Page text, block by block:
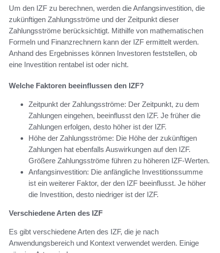
Um den IZF zu berechnen, werden die Anfangsinvestition, die
zukünftigen Zahlungsströme und der Zeitpunkt dieser
Zahlungsströme berücksichtigt. Mithilfe von mathematischen
Formeln und Finanzrechnern kann der IZF ermittelt werden.
Anhand des Ergebnisses können Investoren feststellen, ob
eine Investition rentabel ist oder nicht.
Welche Faktoren beeinflussen den IZF?
Zeitpunkt der Zahlungsströme: Der Zeitpunkt, zu dem
Zahlungen eingehen, beeinflusst den IZF. Je früher die
Zahlungen erfolgen, desto höher ist der IZF.
Höhe der Zahlungsströme: Die Höhe der zukünftigen
Zahlungen hat ebenfalls Auswirkungen auf den IZF.
Größere Zahlungsströme führen zu höheren IZF-Werten.
Anfangsinvestition: Die anfängliche Investitionssumme
ist ein weiterer Faktor, der den IZF beeinflusst. Je höher
die Investition, desto niedriger ist der IZF.
Verschiedene Arten des IZF
Es gibt verschiedene Arten des IZF, die je nach
Anwendungsbereich und Kontext verwendet werden. Einige